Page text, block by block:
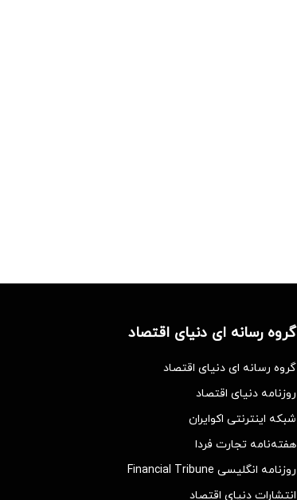
گروه رسانه ای دنیای اقتصاد
گروه رسانه ای دنیای اقتصاد
روزنامه دنیای اقتصاد
شبکه اینترنتی اکوایران
هفته‌نامه تجارت فردا
روزنامه انگلیسی Financial Tribune
انتشارات دنیای اقتصاد